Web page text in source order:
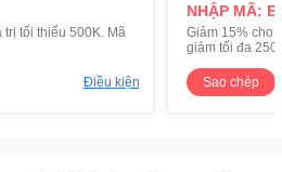
tối thiểu 500K. Mã
Điều kiện
NHẬP MÃ:
Giảm 15% cho
giảm tối đa
Sao chép